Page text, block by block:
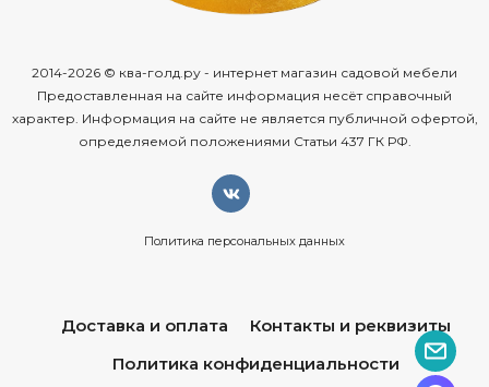
2014-2026 © ква-голд.ру - интернет магазин садовой мебели
Предоставленная на сайте информация несёт справочный
характер. Информация на сайте не является публичной офертой,
определяемой положениями Статьи 437 ГК РФ.
Политика персональных данных
Доставка и оплата
Контакты и реквизиты
Политика конфиденциальности